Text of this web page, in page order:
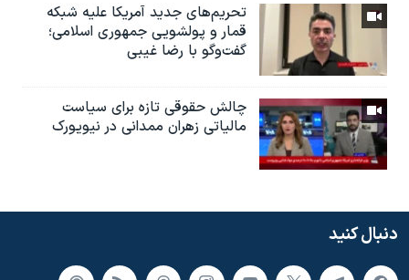
تحریم‌های جدید آمریکا علیه شبکه
قمار و پولشویی جمهوری اسلامی؛
گفت‌وگو با رضا غیبی
چالش حقوقی تازه برای سیاست
مالیاتی زهران ممدانی در نیویورک
دنبال کنید